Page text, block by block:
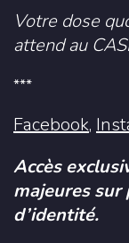
Votre dose
attend au
***
Facebook,
Accès
majeures sur
d’identité.